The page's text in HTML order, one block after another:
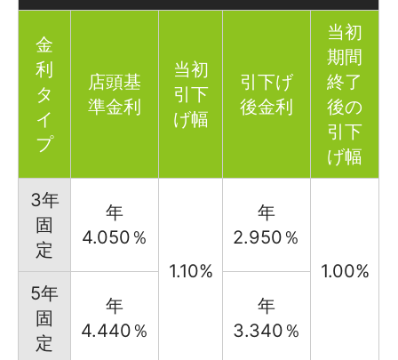
金
利
タ
イ
プ
店頭基
準金利
当初
引下
げ幅
引下げ
後金利
当初
期間
終了
後の
引下
げ幅
3年
固
定
年
4.050％
1.10%
年
2.950％
1.00%
5年
固
定
年
4.440％
年
3.340％